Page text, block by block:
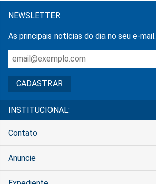
NEWSLETTER
As principais notícias do dia no seu e-mail.
INSTITUCIONAL:
Contato
Anuncie